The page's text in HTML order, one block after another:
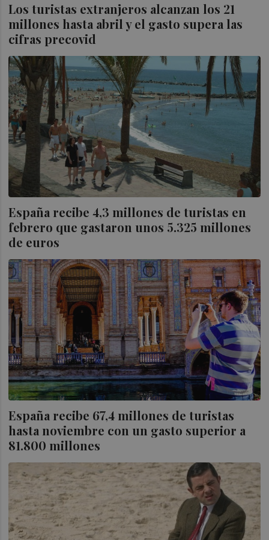
Los turistas extranjeros alcanzan los 21
millones hasta abril y el gasto supera las
cifras precovid
España recibe 4,3 millones de turistas en
febrero que gastaron unos 5.325 millones
de euros
España recibe 67,4 millones de turistas
hasta noviembre con un gasto superior a
81.800 millones